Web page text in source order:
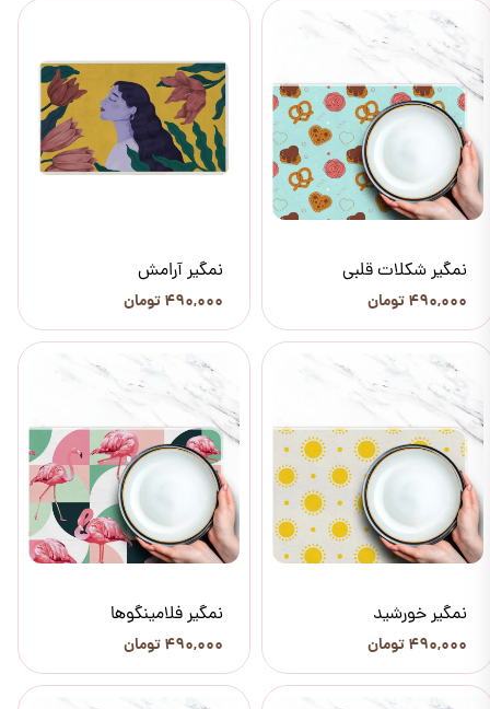
نمگیر شکلات قلبی
۴۹۰,۰۰۰ تومان
نمگیر آرامش
۴۹۰,۰۰۰ تومان
نمگیر خورشید
۴۹۰,۰۰۰ تومان
نمگیر فلامینگوها
۴۹۰,۰۰۰ تومان